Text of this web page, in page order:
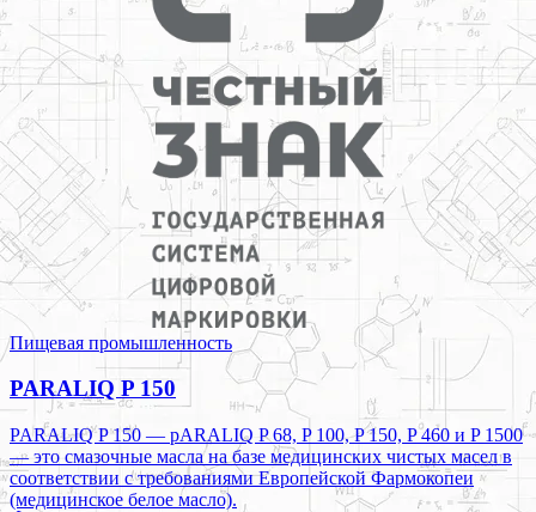
Пищевая промышленность
PARALIQ P 150
PARALIQ P 150 — pARALIQ P 68, P 100, P 150, P 460 и P 1500
— это смазочные масла на базе медицинских чистых масел в
соответствии с требованиями Европейской Фармокопеи
(медицинское белое масло).